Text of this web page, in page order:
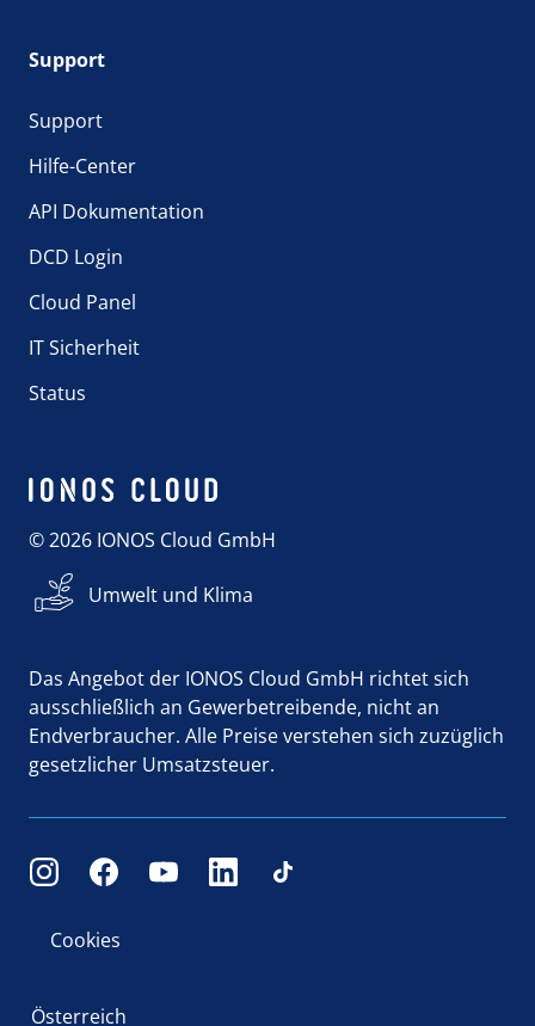
Support
Support
Hilfe-Center
API Dokumentation
DCD Login
Cloud Panel
IT Sicherheit
Status
© 2026 IONOS Cloud GmbH
Umwelt und Klima
Das Angebot der IONOS Cloud GmbH richtet sich
ausschließlich an Gewerbetreibende, nicht an
Endverbraucher. Alle Preise verstehen sich zuzüglich
gesetzlicher Umsatzsteuer.
Cookies
Österreich